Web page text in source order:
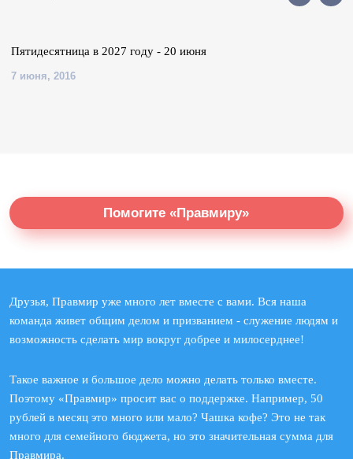
Пятидесятница в 2027 году - 20 июня
7 июня, 2016
Помогите «Правмиру»
Друзья, Правмир уже много лет вместе с вами. Вся наша
команда живет общим делом и призванием - служение людям и
возможность сделать мир вокруг добрее и милосерднее!
Такое важное и большое дело можно делать только вместе.
Поэтому «Правмир» просит вас о поддержке. Например, 50
рублей в месяц это много или мало? Чашка кофе? Это не так
много для семейного бюджета, но это значительная сумма для
Правмира.